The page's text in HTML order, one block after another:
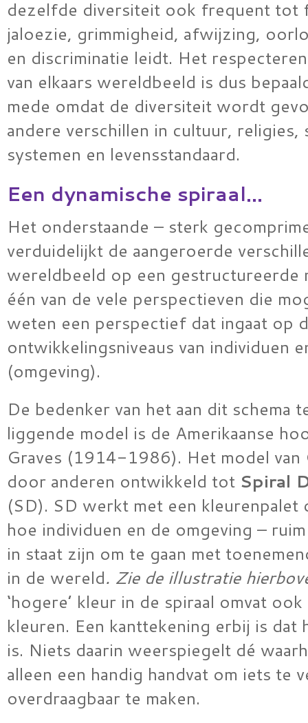
dezelfde diversiteit ook frequent tot
jaloezie, grimmigheid, afwijzing,
en discriminatie leidt. Het
van elkaars wereldbeeld is dus
mede omdat de diversiteit wordt
andere verschillen in cultuur, religies,
systemen en levensstandaard.
Een dynamische spiraal…
Het onderstaande – sterk
verduidelijkt de aangeroerde
wereldbeeld op een gestructureerde
één van de vele perspectieven die
weten een perspectief dat ingaat op
ontwikkelingsniveaus van individuen
(omgeving).
De bedenker van het aan dit schema
liggende model is de Amerikaanse
Graves (1914-1986). Het model van
door anderen ontwikkeld tot Spiral
(SD). SD werkt met een kleurenpalet
hoe individuen en de omgeving –
in staat zijn om te gaan met
in de wereld. Zie de illustratie
‘hogere’ kleur in de spiraal omvat ook
kleuren. Een kanttekening erbij is dat
is. Niets daarin weerspiegelt dé
alleen een handig handvat om iets te
overdraagbaar te maken.